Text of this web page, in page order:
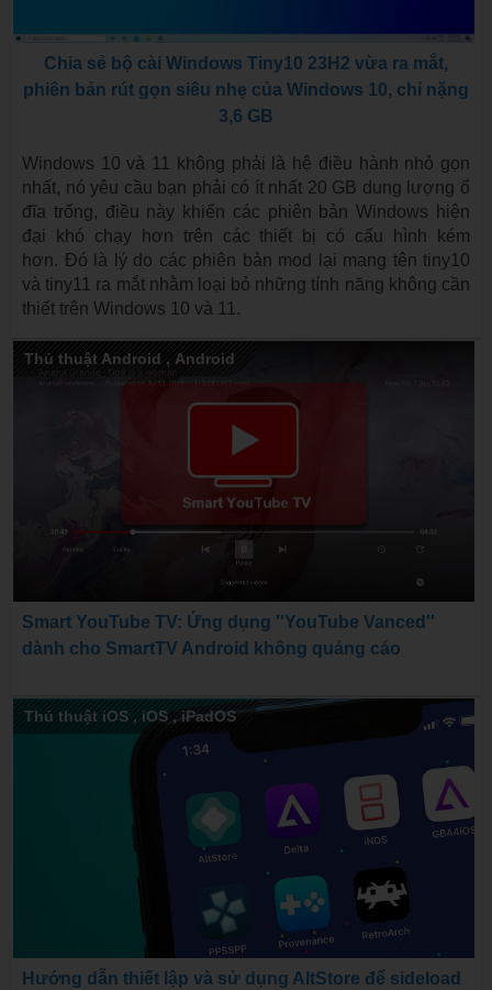
Chia sẻ bộ cài Windows Tiny10 23H2 vừa ra mắt,
phiên bản rút gọn siêu nhẹ của Windows 10, chỉ nặng
3,6 GB
Windows 10 và 11 không phải là hệ điều hành nhỏ gọn
nhất, nó yêu cầu bạn phải có ít nhất 20 GB dung lượng ổ
đĩa trống, điều này khiến các phiên bản Windows hiện
đại khó chạy hơn trên các thiết bị có cấu hình kém
hơn. Đó là lý do các phiên bản mod lại mang tên tiny10
và tiny11 ra mắt nhằm loại bỏ những tính năng không cần
thiết trên Windows 10 và 11.
Thủ thuật Android , Android
Smart YouTube TV: Ứng dụng ''YouTube Vanced''
dành cho SmartTV Android không quảng cáo
Thủ thuật iOS , iOS ,iPadOS
Hướng dẫn thiết lập và sử dụng AltStore để sideload